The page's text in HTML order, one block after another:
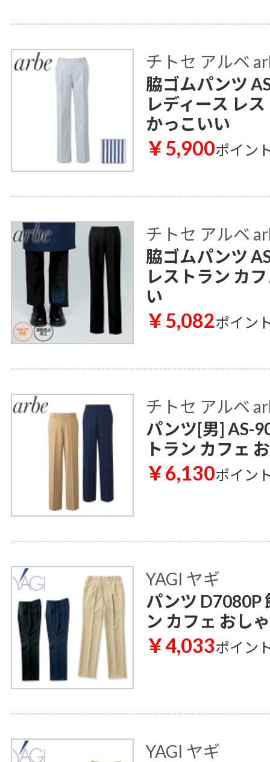
チトセ アルベ
脇ゴムパンツ
レディース レ
かっこいい
￥5,900ポイン
チトセ アルベ
脇ゴムパンツ
レストラン カ
い
￥5,082ポイン
チトセ アルベ
パンツ[男] AS-
トラン カフェ
￥6,130ポイン
YAGI ヤギ
パンツ D7080P
ン カフェ おし
￥4,033ポイン
YAGI ヤギ